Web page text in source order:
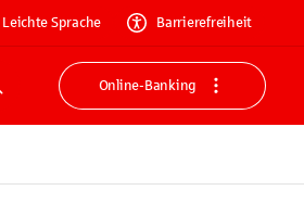
Leichte Sprache Barrierefreiheit
Suche
Online-Banking